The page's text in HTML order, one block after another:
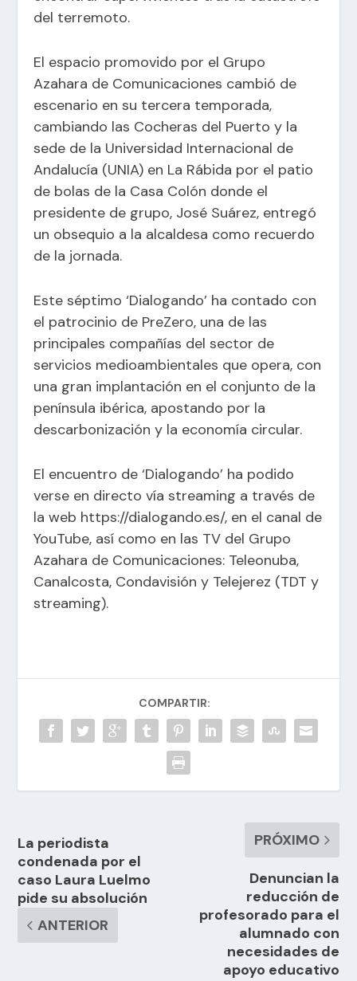
del terremoto.
El espacio promovido por el Grupo
Azahara de Comunicaciones cambió de
escenario en su tercera temporada,
cambiando las Cocheras del Puerto y la
sede de la Universidad Internacional de
Andalucía (UNIA) en La Rábida por el patio
de bolas de la Casa Colón donde el
presidente de grupo, José Suárez, entregó
un obsequio a la alcaldesa como recuerdo
de la jornada.
Este séptimo ‘Dialogando’ ha contado con
el patrocinio de PreZero, una de las
principales compañías del sector de
servicios medioambientales que opera, con
una gran implantación en el conjunto de la
península ibérica, apostando por la
descarbonización y la economía circular.
El encuentro de ‘Dialogando’ ha podido
verse en directo vía streaming a través de
la web https://dialogando.es/, en el canal de
YouTube, así como en las TV del Grupo
Azahara de Comunicaciones: Teleonuba,
Canalcosta, Condavisión y Telejerez (TDT y
streaming).
COMPARTIR:
La periodista
condenada por el
caso Laura Luelmo
pide su absolución
ANTERIOR
PRÓXIMO
Denuncian la
reducción de
profesorado para el
alumnado con
necesidades de
apoyo educativo